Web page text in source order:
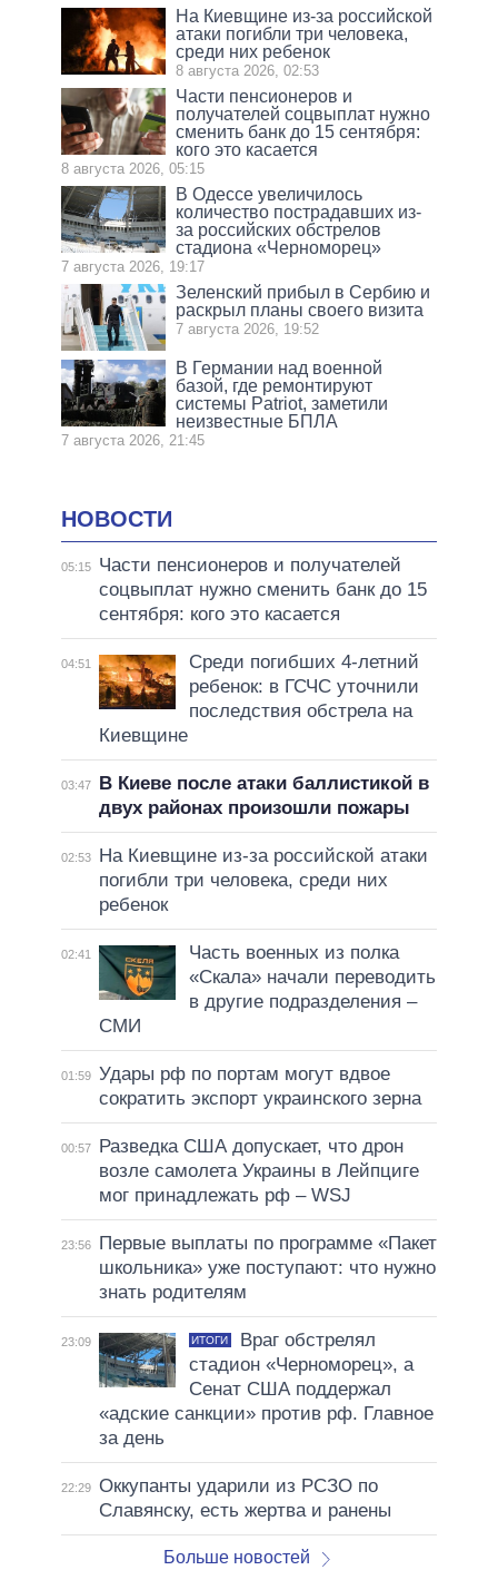
На Киевщине из-за российской
атаки погибли три человека,
среди них ребенок
8 августа 2026, 02:53
Части пенсионеров и
получателей соцвыплат нужно
сменить банк до 15 сентября:
кого это касается
8 августа 2026, 05:15
В Одессе увеличилось
количество пострадавших из-
за российских обстрелов
стадиона «Черноморец»
7 августа 2026, 19:17
Зеленский прибыл в Сербию и
раскрыл планы своего визита
7 августа 2026, 19:52
В Германии над военной
базой, где ремонтируют
системы Patriot, заметили
неизвестные БПЛА
7 августа 2026, 21:45
НОВОСТИ
05:15
Части пенсионеров и получателей
соцвыплат нужно сменить банк до 15
сентября: кого это касается
04:51
Среди погибших 4-летний
ребенок: в ГСЧС уточнили
последствия обстрела на
Киевщине
03:47
В Киеве после атаки баллистикой в
двух районах произошли пожары
02:53
На Киевщине из-за российской атаки
погибли три человека, среди них
ребенок
02:41
Часть военных из полка
«Скала» начали переводить
в другие подразделения –
СМИ
01:59 Удары рф по портам могут вдвое
сократить экспорт украинского зерна
00:57
Разведка США допускает, что дрон
возле самолета Украины в Лейпциге
мог принадлежать рф – WSJ
23:56
Первые выплаты по программе «Пакет
школьника» уже поступают: что нужно
знать родителям
23:09 ИТОГИ
Враг обстрелял
стадион «Черноморец», а
Сенат США поддержал
«адские санкции» против рф. Главное
за день
22:29 Оккупанты ударили из РСЗО по
Славянску, есть жертва и ранены
Больше новостей